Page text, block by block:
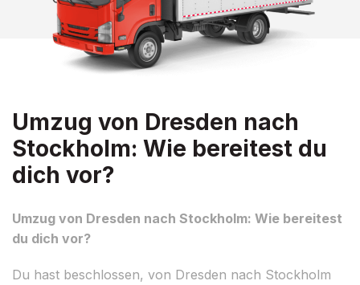
Umzug von Dresden nach
Stockholm: Wie bereitest du
dich vor?
Umzug von Dresden nach Stockholm: Wie bereitest
du dich vor?
Du hast beschlossen, von Dresden nach Stockholm